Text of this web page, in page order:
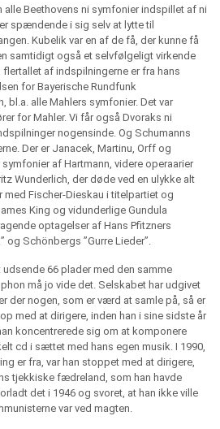
Beethovens ni symfonier indspillet af ni
spændende i sig selv at lytte til
Kubelik var en af de få, der kunne få
samtidigt også et selvfølgeligt virkende
af indspilningerne er fra hans
for Bayerische Rundfunk
bl.a. alle Mahlers symfonier. Det var
for Mahler. Vi får også Dvoraks ni
nogensinde. Og Schumanns
Der er Janacek, Martinu, Orff og
af Hartmann, videre operaarier
Wunderlich, der døde ved en ulykke alt
med Fischer-Dieskau i titelpartiet og
King og vidunderlige Gundula
optagelser af Hans Pfitzners
og Schönbergs ”Gurre Lieder”.
66 plader med den samme
må jo vide det. Selskabet har udgivet
der nogen, som er værd at samle på, så er
med at dirigere, inden han i sine sidste år
koncentrerede sig om at komponere
cd i sættet med hans egen musik. I 1990,
er fra, var han stoppet med at dirigere,
tjekkiske fædreland, som han havde
det i 1946 og svoret, at han ikke ville
var ved magten.